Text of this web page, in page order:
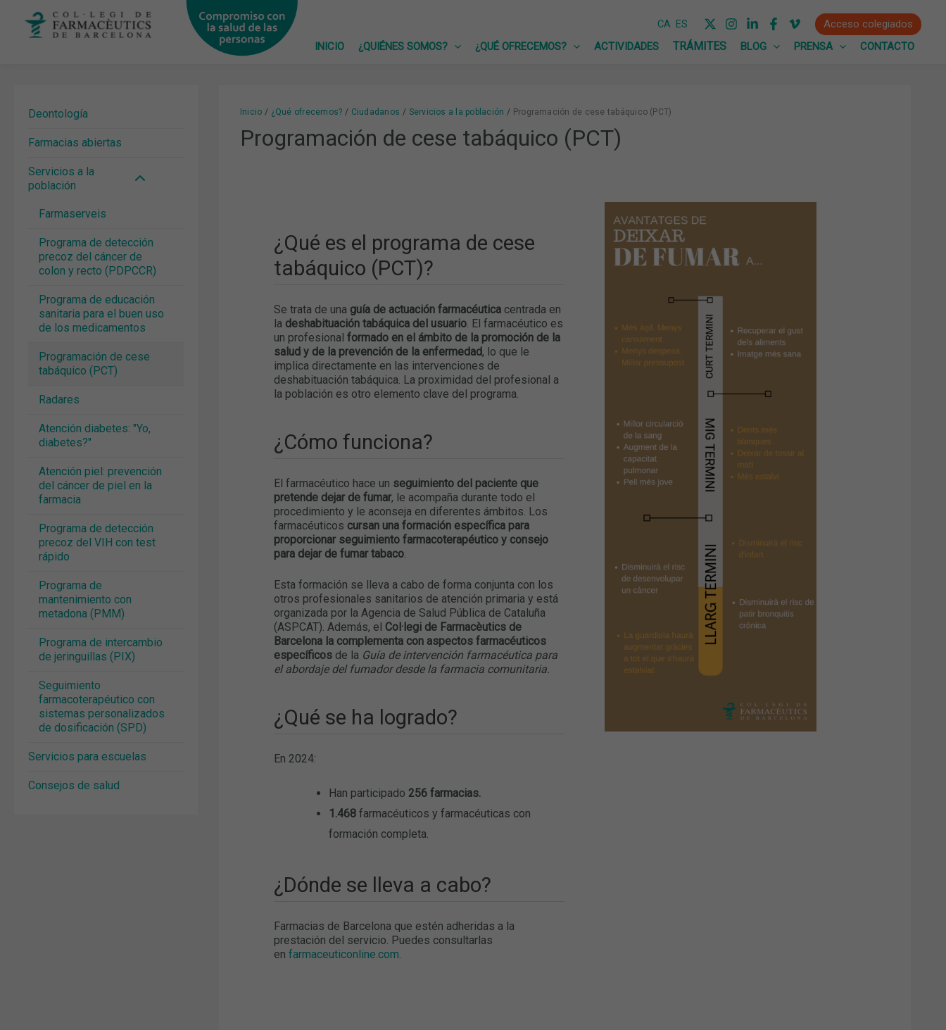
CA ES
Acceso colegiados
INICIO
¿QUIÉNES SOMOS? ¿QUÉ OFRECEMOS? ACTIVIDADES BLOG PRENSA CONTACTO
Deontología
Farmacias abiertas
Servicios a la
población
Farmaserveis
Programa de detección
precoz del cáncer de
colon y recto (PDPCCR)
Programa de educación
sanitaria para el buen uso
de los medicamentos
Programación de cese
tabáquico (PCT)
Radares
Atención diabetes: "Yo,
diabetes?"
Atención piel: prevención
del cáncer de piel en la
farmacia
Programa de detección
precoz del VIH con test
rápido
Programa de
mantenimiento con
metadona (PMM)
Programa de intercambio
de jeringuillas (PIX)
Seguimiento
farmacoterapéutico con
sistemas personalizados
de dosificación (SPD)
Servicios para escuelas
Consejos de salud
Inicio ¿Qué ofrecemos? Ciudadanos Servicios a la población Programación de cese tabáquico (PCT)
Programación de cese tabáquico (PCT)
¿Qué es el programa de cese
tabáquico (PCT)?
Se trata de una guía de actuación farmacéutica centrada en
la deshabituación tabáquica del usuario. El farmacéutico es
un profesional formado en el ámbito de la promoción de la
salud y de la prevención de la enfermedad, lo que le
implica directamente en las intervenciones de
deshabituación tabáquica. La proximidad del profesional a
la población es otro elemento clave del programa.
¿Cómo funciona?
El farmacéutico hace un seguimiento del paciente que
pretende dejar de fumar, le acompaña durante todo el
procedimiento y le aconseja en diferentes ámbitos. Los
farmacéuticos cursan una formación específica para
proporcionar seguimiento farmacoterapéutico y consejo
para dejar de fumar tabaco.
Esta formación se lleva a cabo de forma conjunta con los
otros profesionales sanitarios de atención primaria y está
organizada por la Agencia de Salud Pública de Cataluña
(ASPCAT). Además, el Col·legi de Farmacèutics de
Barcelona la complementa con aspectos farmacéuticos
específicos de la Guía de intervención farmacéutica para
el abordaje del fumador desde la farmacia comunitaria.
¿Qué se ha logrado?
En 2024:
Han participado 256 farmacias.
1.468 farmacéuticos y farmacéuticas con
formación completa.
¿Dónde se lleva a cabo?
Farmacias de Barcelona que estén adheridas a la
prestación del servicio. Puedes consultarlas
en farmaceuticonline.com.